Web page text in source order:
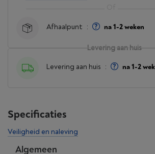
Levering aan huis
Levering aan huis : na 1-2
Afhaalpunt : na 1-2 weken
Specificaties
Veiligheid en naleving
Algemeen